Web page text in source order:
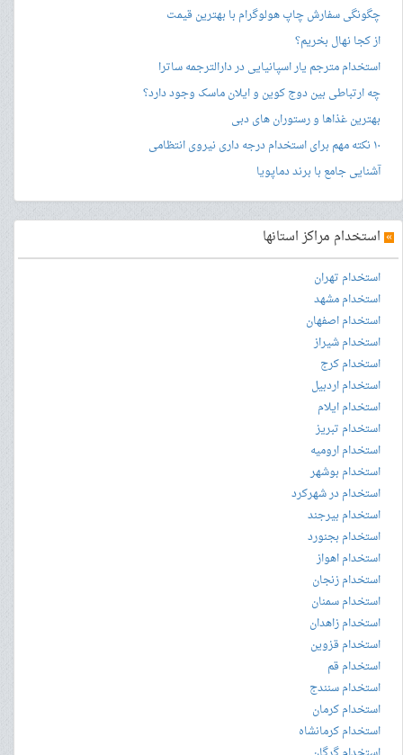
چگونگی سفارش چاپ هولوگرام با بهترین قیمت
از کجا نهال بخریم؟
استخدام مترجم یار اسپانیایی در دارالترجمه ساترا
چه ارتباطی بین دوج کوین و ایلان ماسک وجود دارد؟
بهترین غذاها و رستوران های دبی
۱۰ نکته مهم برای استخدام درجه داری نیروی انتظامی
آشنایی جامع با برند دماپویا
» استخدام مراکز استانها
استخدام تهران
استخدام مشهد
استخدام اصفهان
استخدام شیراز
استخدام کرج
استخدام اردبیل
استخدام ایلام
استخدام تبریز
استخدام ارومیه
استخدام بوشهر
استخدام در شهرکرد
استخدام بیرجند
استخدام بجنورد
استخدام اهواز
استخدام زنجان
استخدام سمنان
استخدام زاهدان
استخدام قزوین
استخدام قم
استخدام سنندج
استخدام کرمان
استخدام کرمانشاه